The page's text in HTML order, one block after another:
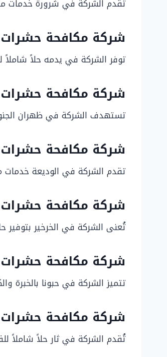
تقدم الشركة في شرورة خدمات
شركة مكافحة
توفر الشركة في يدمه حلاً
شركة مكافحة
تستهدف الشركة في ظهران
شركة مكافحة حشرات
تقدم الشركة في الوديعة خدمات
شركة مكافحة حشرات
تُعنى الشركة في الخرخير بتوفير
شركة مكافحة حشرات
تتميز الشركة في حبونا
شركة مكافحة حشرات
تُقدم الشركة في ثار حلاً شاملاً